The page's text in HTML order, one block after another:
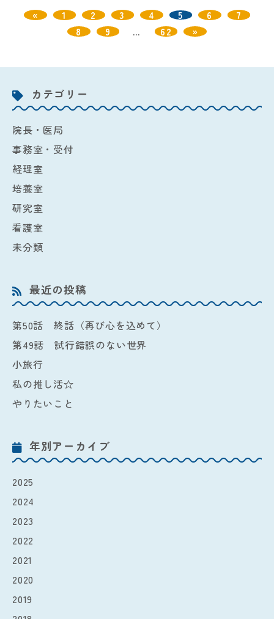
« 1 2 3 4 5 6
7
8
9 … 62 »
カテゴリー
院長・医局
事務室・受付
経理室
培養室
研究室
看護室
未分類
最近の投稿
第50話 終話（再び心を込めて）
第49話 試行錯誤のない世界
小旅行
私の推し活☆
やりたいこと
年別アーカイブ
2025
2024
2023
2022
2021
2020
2019